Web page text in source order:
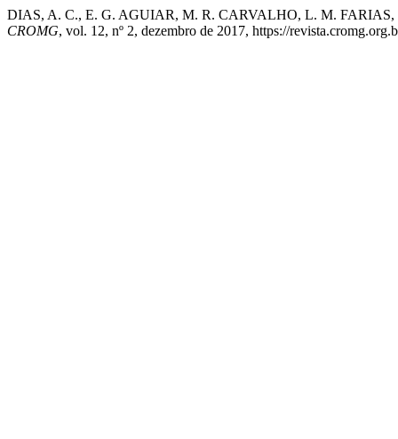
DIAS, A. C., E. G. AGUIAR, M. R. CARVALHO, L. M. FARIAS,
CROMG, vol. 12, nº 2, dezembro de 2017, https://